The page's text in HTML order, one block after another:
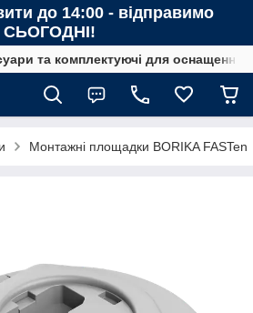
до 14:00 - відправимо
СЬОГОДНІ!
та комплектуючі для оснащення
Монтажні площадки BORIKA FASTen